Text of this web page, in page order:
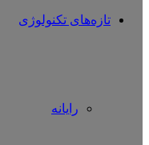
تازه‌های تکنولوژی
رایانه